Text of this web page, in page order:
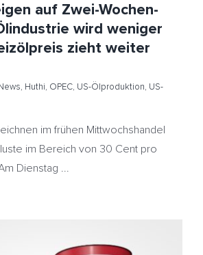
auf Zwei-Wochen-
wird weniger
zieht weiter
, Huthi, OPEC, US-Ölproduktion, US-
im frühen Mittwochshandel
im Bereich von 30 Cent pro
Dienstag ...